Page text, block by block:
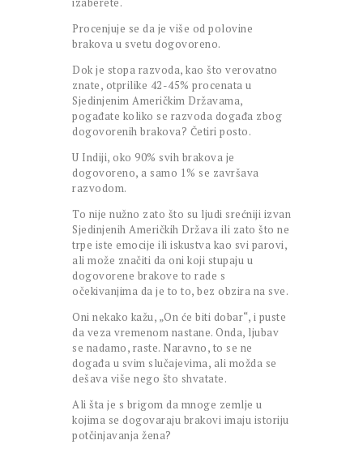
Procenjuje se da je više od polovine
brakova u svetu dogovoreno.
Dok je stopa razvoda, kao što verovatno
znate, otprilike 42-45% procenata u
Sjedinjenim Američkim Državama,
pogađate koliko se razvoda događa zbog
dogovorenih brakova? Četiri posto.
U Indiji, oko 90% svih brakova je
dogovoreno, a samo 1% se završava
razvodom.
To nije nužno zato što su ljudi srećniji izvan
Sjedinjenih Američkih Država ili zato što ne
trpe iste emocije ili iskustva kao svi parovi,
ali može značiti da oni koji stupaju u
dogovorene brakove to rade s
očekivanjima da je to to, bez obzira na sve.
Oni nekako kažu, „On će biti dobar“, i puste
da veza vremenom nastane. Onda, ljubav
se nadamo, raste. Naravno, to se ne
događa u svim slučajevima, ali možda se
dešava više nego što shvatate.
Ali šta je s brigom da mnoge zemlje u
kojima se dogovaraju brakovi imaju istoriju
potčinjavanja žena?